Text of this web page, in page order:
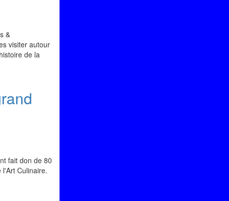
&
visiter autour
de la
fait don de 80
Culinaire.